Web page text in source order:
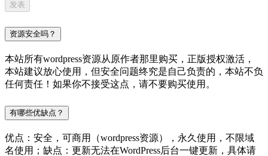
资源安全吗？
本站所有wordpress资源从原作者那里购买，正版授权激活，
本站建议放心使用，但安全问题终究是自己负责的，本站不负
任何责任！如果你不接受这点，请不要购买使用。
有哪些优缺点？
优点：安全，可商用（wordpress资源），永久使用，不限域
名使用；缺点：更新无法在WordPress后台一键更新，具体请